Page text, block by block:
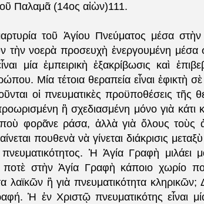
Παλαμᾶ (14ος αἰὼν)111.
τοῦ Ἁγίου Πνεύματος μέσα στὴν
τὴν νοερὰ προσευχὴ ἐνεργουμένη μέσα
μία ἐμπειρικὴ ἐξακρίβωσις καὶ
Μία τέτοια θεραπεία εἶναι ἐφικτὴ
οἱ πνευματικὲς προϋποθέσεις τῆς
ἢ σχεδιασμένη μόνο γιὰ κάτι
φορᾶνε ράσα, ἀλλὰ γιὰ ὅλους τοὺς
πουθενὰ νὰ γίνεται διάκρισις
πνευματικότητος. Ἡ Ἁγία Γραφὴ μιλάει
ποτὲ στὴν Ἁγία Γραφὴ κάποιο χωρίο
λαϊκῶν ἢ γιὰ πνευματικότητα κληρικῶν;
Ἡ ἐν Χριστῷ πνευματικότης εἶναι